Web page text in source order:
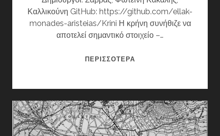
Καλλικούνη GitHub: https://github.com/ellak-
monades-aristeias/Krini Η κρήνη συνήθιζε να
αποτελεί σημαντικό στοιχείο –…
ΠΕΡΙΣΣΌΤΕΡΑ